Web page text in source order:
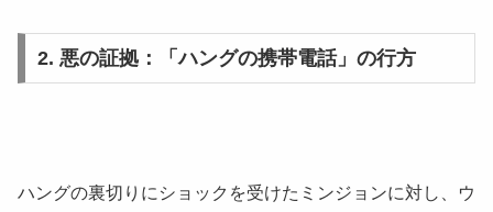
2. 悪の証拠：「ハングの携帯電話」の行方
ハングの裏切りにショックを受けたミンジョンに対し、ウ